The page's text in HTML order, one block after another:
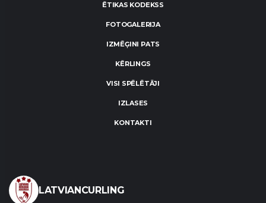
ĒTIKAS KODEKSS
FOTOGALERIJA
IZMĒĢINI PATS
KĒRLINGS
VISI SPĒLĒTĀJI
IZLASES
KONTAKTI
LATVIANCURLING